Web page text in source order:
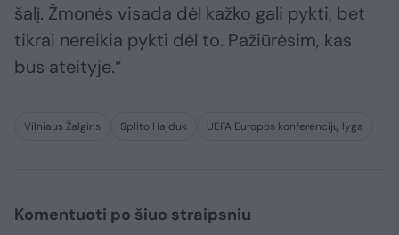
šalį. Žmonės visada dėl kažko gali pykti, bet
tikrai nereikia pykti dėl to. Pažiūrėsim, kas
bus ateityje.“
Vilniaus Žalgiris Splito Hajduk UEFA Europos konferencijų lyga
Komentuoti po šiuo straipsniu